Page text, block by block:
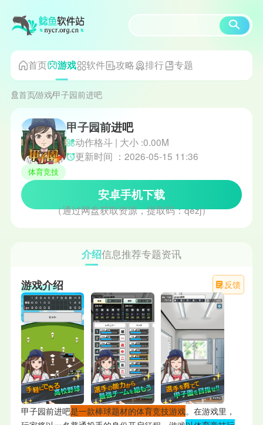
首页 游戏 软件 攻略 排行 专题
首页游戏甲子园前进吧
甲子园前进吧
动作格斗 | 大小 :0.00M
更新时间 ：2026-05-15 11:36
体育竞技
安卓手机下载
（通过网盘获取资源，提取码：qezj）
介绍信息推荐专题资讯
反馈
游戏介绍
甲子园前进吧是一款棒球题材的体育竞技游戏。在游戏里，